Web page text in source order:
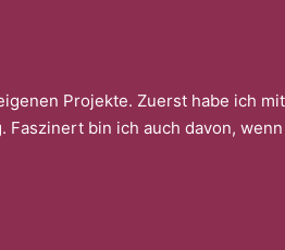
Projekte. Zuerst habe ich mit
bin ich auch davon, wenn